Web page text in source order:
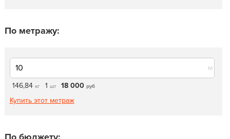
По метражу:
м
146,84 кг 1 шт 18 000 руб
Купить этот метраж